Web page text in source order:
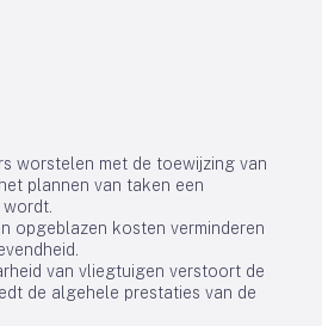
worstelen met de toewijzing van
plannen van taken een
opgeblazen kosten verminderen
van vliegtuigen verstoort de
de algehele prestaties van de